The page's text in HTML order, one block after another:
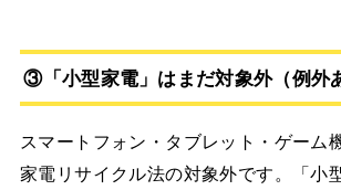
③「小型家電」はまだ対象外（例外
スマートフォン・タブレット・ゲーム
家電リサイクル法の対象外です。「小